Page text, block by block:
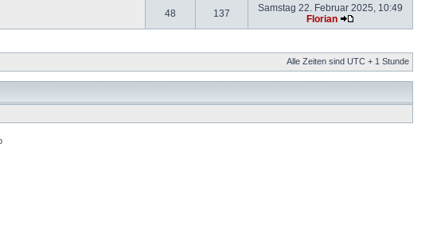
48 137
Samstag 22. Februar 2025, 10:49
Florian
Alle Zeiten sind UTC + 1 Stunde